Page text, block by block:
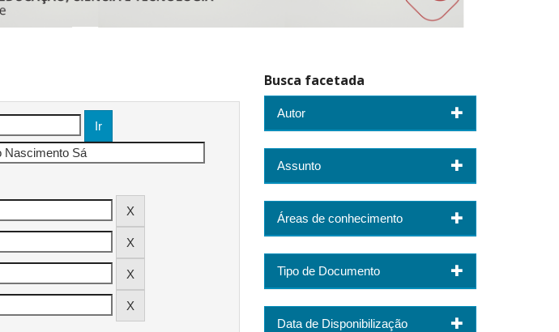
Busca facetada
Autor
Assunto
Áreas de conhecimento
Tipo de Documento
Data de Disponibilização